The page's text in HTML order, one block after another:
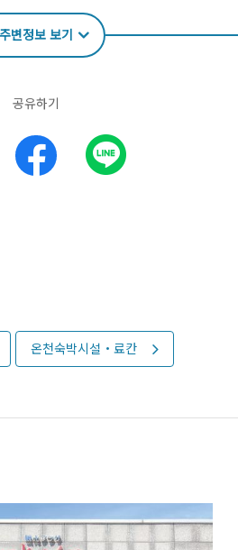
주변정보 보기
공유하기
온천숙박시설・료칸